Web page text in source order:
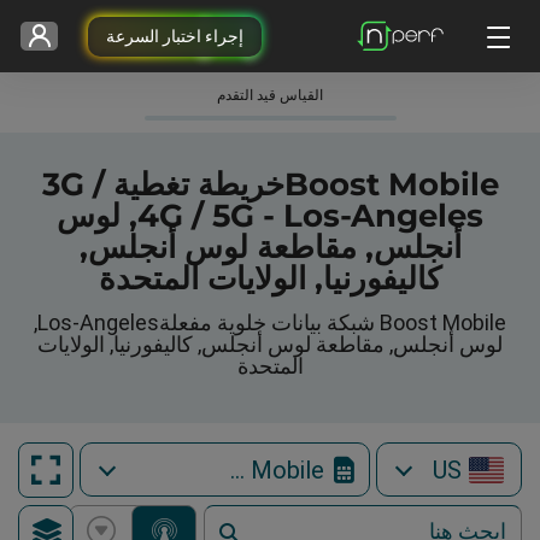
إجراء اختبار السرعة
القياس قيد التقدم
Boost Mobileخريطة تغطية 3G /
4G / 5G - Los-Angeles, لوس
أنجلس, مقاطعة لوس أنجلس,
كاليفورنيا, الولايات المتحدة
Boost Mobile شبكة بيانات خلوية مفعلةLos-Angeles,
لوس أنجلس, مقاطعة لوس أنجلس, كاليفورنيا, الولايات
المتحدة
US
Boost Mobile